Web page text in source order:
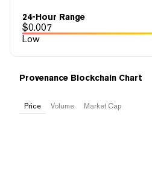
24-Hour Range
$0.007
Low
Provenance Blockchain Chart
Price Volume Market Cap